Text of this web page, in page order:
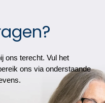
ons terecht. Vul het
ons via onderstaande